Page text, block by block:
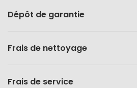
Dépôt de garantie
Frais de nettoyage
Frais de service